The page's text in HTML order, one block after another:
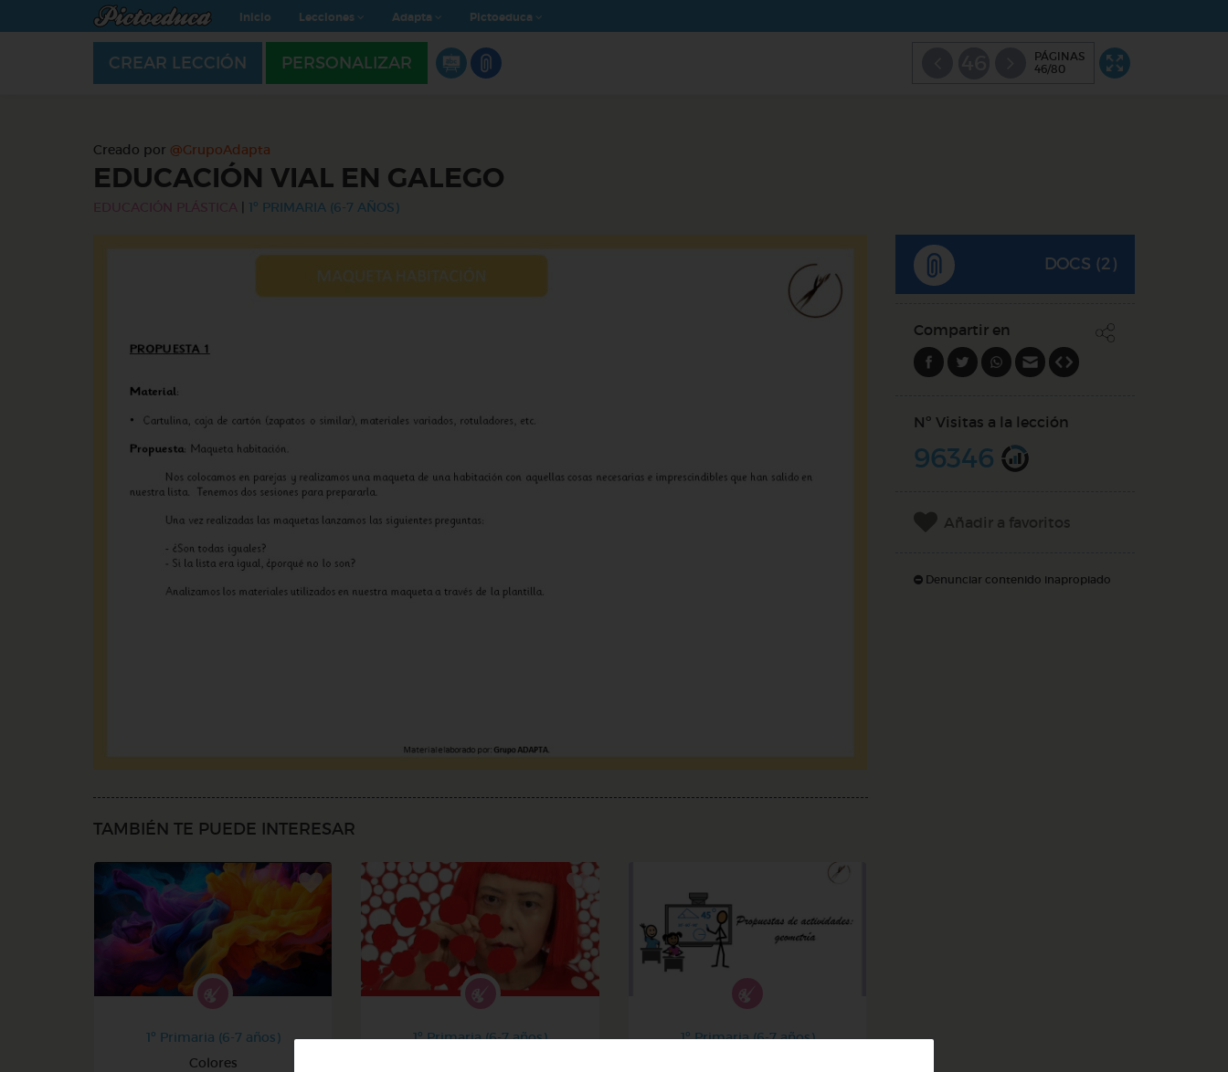
Inicio Lecciones Adapta Pictoeduca
CREAR LECCIÓN PERSONALIZAR
PÁGINAS
46/80
Creado por @GrupoAdapta
EDUCACIÓN VIAL EN GALEGO
EDUCACIÓN PLÁSTICA 1º PRIMARIA (6-7 AÑOS)
TAMBIÉN TE PUEDE INTERESAR
1º Primaria (6-7 años)
Colores
1º Primaria (6-7 años)
1º Primaria (6-7 años)
DOCS (2)
Compartir en
Nº Visitas a la lección
96346
Añadir a favoritos
Denunciar contenido inapropiado